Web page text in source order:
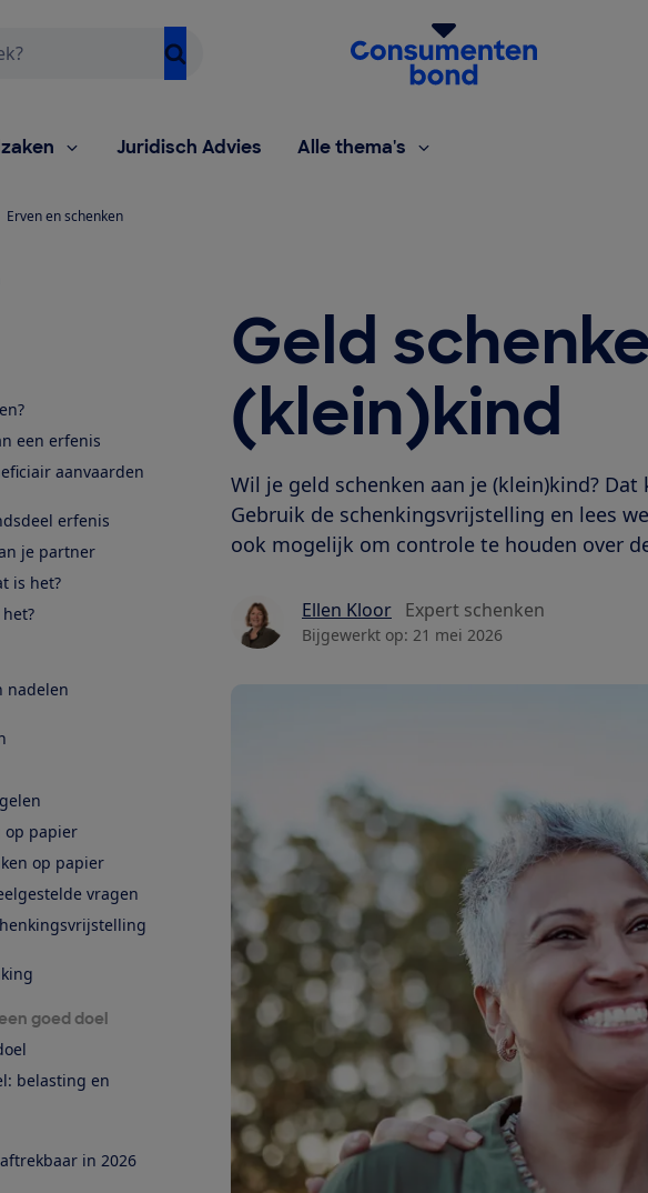
Homepage van de Consumentenbond
Juridisch Advies Alle thema's
Erven en schenken
Geld
(klein)kind
Wil je geld schenken aan je (klein)kind?
Gebruik de schenkingsvrijstelling en lees
ook mogelijk om controle te houden over
Ellen Kloor Expert schenken
Bijgewerkt op: 21 mei 2026
een erfenis
aanvaarden
erfenis
je partner
is het?
nadelen
op papier
op papier
vragen
goed doel
belasting en
in 2026